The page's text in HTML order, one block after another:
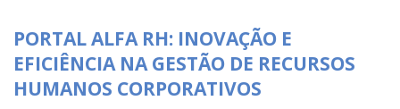
PORTAL ALFA RH: INOVAÇÃO E
EFICIÊNCIA NA GESTÃO DE RECURSOS
HUMANOS CORPORATIVOS